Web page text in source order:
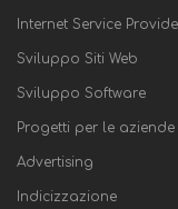
Internet Service
Sviluppo Siti Web
Sviluppo Software
Progetti per le aziende
Advertising
Indicizzazione